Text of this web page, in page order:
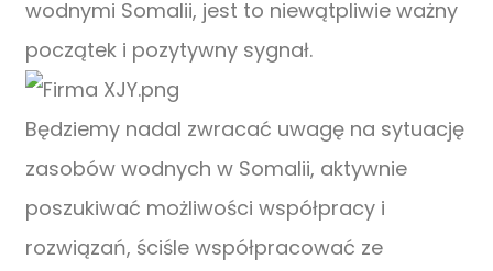
wodnymi Somalii, jest to niewątpliwie ważny
początek i pozytywny sygnał.
Będziemy nadal zwracać uwagę na sytuację
zasobów wodnych w Somalii, aktywnie
poszukiwać możliwości współpracy i
rozwiązań, ściśle współpracować ze